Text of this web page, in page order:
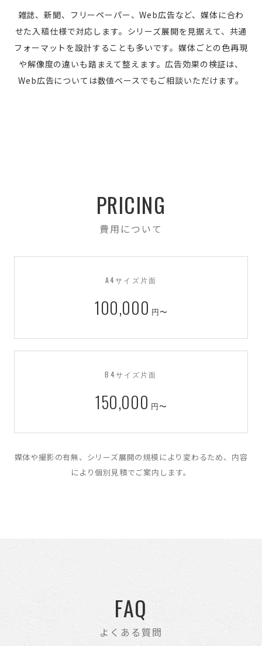
雑誌、新聞、フリーペーパー、Web広告など、媒体に合わ
せた入稿仕様で対応します。シリーズ展開を見据えて、共通
フォーマットを設計することも多いです。媒体ごとの色再現
や解像度の違いも踏まえて整えます。広告効果の検証は、
Web広告については数値ベースでもご相談いただけます。
PRICING
費用について
A4サイズ片面
100,000 円〜
B4サイズ片面
150,000 円〜
媒体や撮影の有無、シリーズ展開の規模により変わるため、内容
により個別見積でご案内します。
FAQ
よくある質問